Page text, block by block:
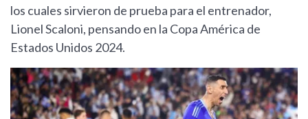
los cuales sirvieron de prueba para el entrenador,
Lionel Scaloni, pensando en la Copa América de
Estados Unidos 2024.